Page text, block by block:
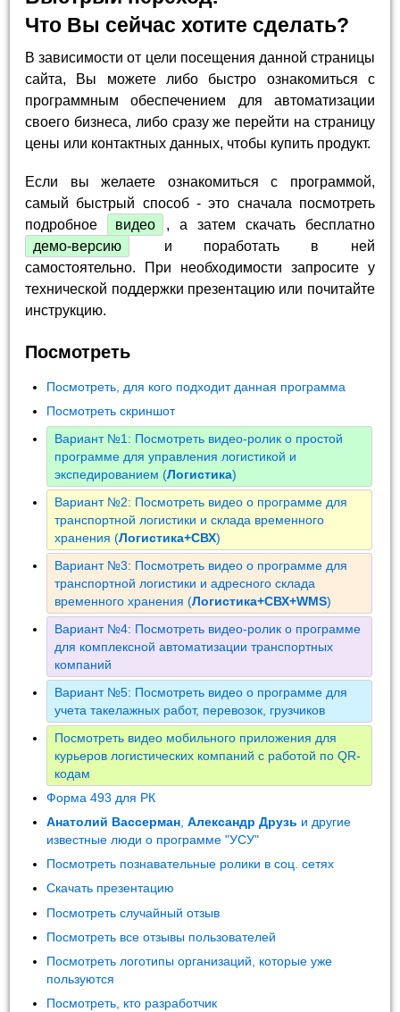
Что Вы сейчас хотите сделать?
В зависимости от цели посещения данной страницы
сайта, Вы можете либо быстро ознакомиться с
программным обеспечением для автоматизации
своего бизнеса, либо сразу же перейти на страницу
цены или контактных данных, чтобы купить продукт.
Если вы желаете ознакомиться с программой,
самый быстрый способ - это сначала посмотреть
подробное
видео
, а затем скачать бесплатно
демо-версию
и поработать в ней
самостоятельно. При необходимости запросите у
технической поддержки презентацию или почитайте
инструкцию.
Посмотреть
Посмотреть, для кого подходит данная программа
Посмотреть скриншот
Вариант №1: Посмотреть видео-ролик о простой
программе для управления логистикой и
экспедированием (Логистика)
Вариант №2: Посмотреть видео о программе для
транспортной логистики и склада временного
хранения (Логистика+СВХ)
Вариант №3: Посмотреть видео о программе для
транспортной логистики и адресного склада
временного хранения (Логистика+СВХ+WMS)
Вариант №4: Посмотреть видео-ролик о программе
для комплексной автоматизации транспортных
компаний
Вариант №5: Посмотреть видео о программе для
учета такелажных работ, перевозок, грузчиков
Посмотреть видео мобильного приложения для
курьеров логистических компаний с работой по QR-
кодам
Форма 493 для РК
Анатолий Вассерман ,Александр Друзь и другие
известные люди о программе "УСУ"
Посмотреть познавательные ролики в соц. сетях
Скачать презентацию
Посмотреть случайный отзыв
Посмотреть все отзывы пользователей
Посмотреть логотипы организаций, которые уже
пользуются
Посмотреть, кто разработчик